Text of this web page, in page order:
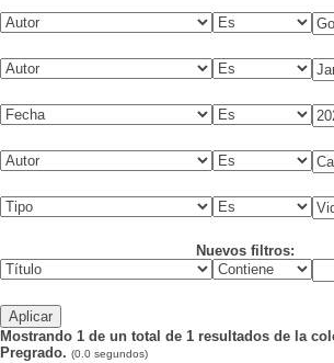
Nuevos filtros:
Mostrando 1 de un total de 1 resultados de la
Pregrado. (0.0 segundos)